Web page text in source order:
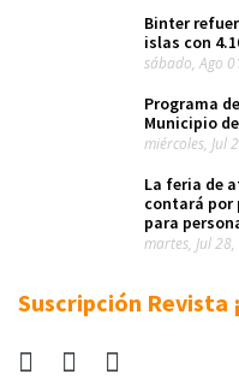
Binter
islas con
sábado, Ago
Programa
Municipio
miércoles, Jul
La feria de
contará por
para
martes, Jul
Suscripción Revista